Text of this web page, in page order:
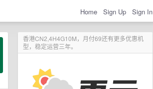
Home Sign Up Sign In
香港CN2,4H4G10M，月付69还有更多优惠机
型，稳定运营三年。